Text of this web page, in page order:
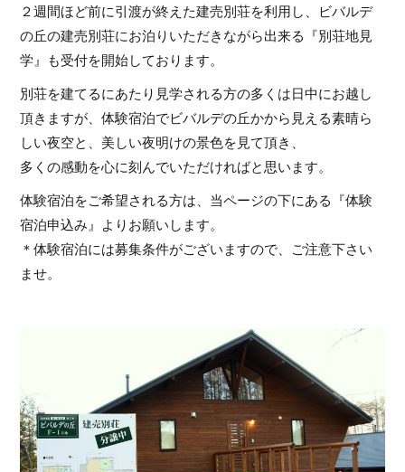
２週間ほど前に引渡が終えた建売別荘を利用し、ビバルデ
の丘の建売別荘にお泊りいただきながら出来る『別荘地見
学』も受付を開始しております。
別荘を建てるにあたり見学される方の多くは日中にお越し
頂きますが、体験宿泊でビバルデの丘かから見える素晴ら
しい夜空と、美しい夜明けの景色を見て頂き、
多くの感動を心に刻んでいただければと思います。
体験宿泊をご希望される方は、当ページの下にある『体験
宿泊申込み』よりお願いします。
＊体験宿泊には募集条件がございますので、ご注意下さい
ませ。